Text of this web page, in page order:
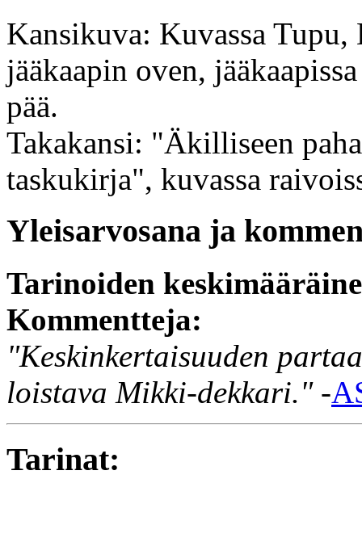
Kansikuva: Kuvassa
jääkaapin oven,
pää.
Takakansi: "Äkilliseen
taskukirja", kuvassa
Yleisarvosana ja
Tarinoiden
Kommentteja:
"Keskinkertaisuuden
loistava Mikki-dekkari."-
Tarinat: